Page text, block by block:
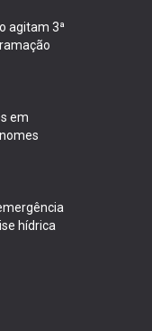
agitam 3ª
em
hídrica